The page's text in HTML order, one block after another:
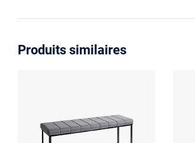
Produits similaires